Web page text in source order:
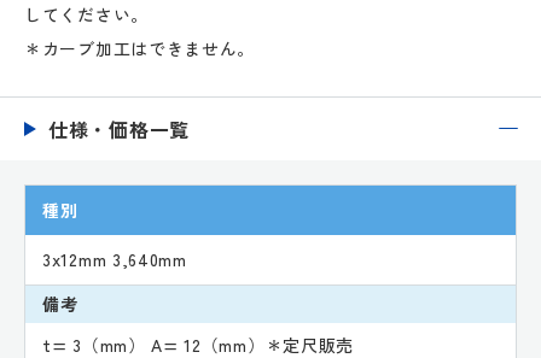
してください。
＊カーブ加工はできません。
仕様・価格一覧
種別
3x12mm 3,640mm
備考
t= 3（mm） A= 12（mm）＊定尺販売